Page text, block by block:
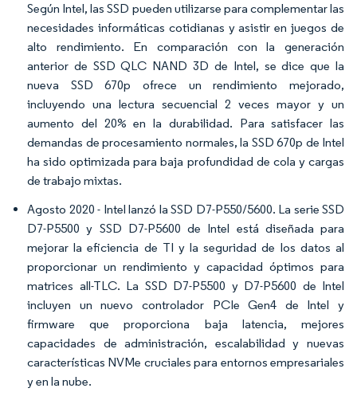
Según Intel, las SSD pueden utilizarse para complementar las
necesidades informáticas cotidianas y asistir en juegos de
alto rendimiento. En comparación con la generación
anterior de SSD QLC NAND 3D de Intel, se dice que la
nueva SSD 670p ofrece un rendimiento mejorado,
incluyendo una lectura secuencial 2 veces mayor y un
aumento del 20% en la durabilidad. Para satisfacer las
demandas de procesamiento normales, la SSD 670p de Intel
ha sido optimizada para baja profundidad de cola y cargas
de trabajo mixtas.
Agosto 2020 - Intel lanzó la SSD D7-P550/5600. La serie SSD
D7-P5500 y SSD D7-P5600 de Intel está diseñada para
mejorar la eficiencia de TI y la seguridad de los datos al
proporcionar un rendimiento y capacidad óptimos para
matrices all-TLC. La SSD D7-P5500 y D7-P5600 de Intel
incluyen un nuevo controlador PCIe Gen4 de Intel y
firmware que proporciona baja latencia, mejores
capacidades de administración, escalabilidad y nuevas
características NVMe cruciales para entornos empresariales
y en la nube.